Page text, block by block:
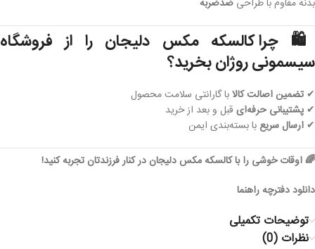
بدنه مقاوم با طراحی ضدضربه
🛍 چرا کالسکه مکس دلیجان را از فروشگاه
سیسمونی روژان بخرید؟
✔ تضمین اصالت کالابا گارانتی سلامت محصول
✔ پشتیبانی حرفه‌ای قبل و بعد از خرید
✔ ارسال سریع با بسته‌بندی ایمن
🌈 اوقات خوشی را با کالسکه مکس دلیجان در کنار فرزندتان تجربه کنید!
دانلود دفترچه راهنما
توضیحات تکمیلی
نظرات (0)